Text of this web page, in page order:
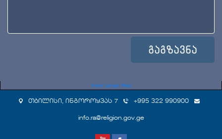
View Larger Map
თბილისი, ინგოროყვას 7 +995 322 990900
info.ra@religion.gov.ge